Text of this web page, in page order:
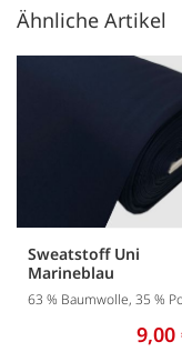
Ähnliche Artikel
Sweatstoff Uni
Marineblau
63 % Baumwolle, 35 %
9,00